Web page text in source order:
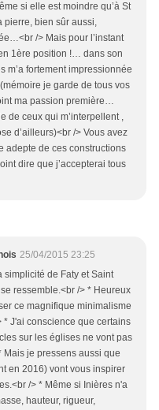
si elle est moindre qu’à St
pierre, bien sûr aussi,
/> Mais pour l’instant
1ère position !… dans son
m’a fortement impressionnée
je garde de tous vos
ma passion première…
de ceux qui m’interpellent ,
d’ailleurs)<br /> Vous avez
de ces constructions
dire que j’accepterai tous
25/04/2015 23:25
simplicité de Faty et Saint
ressemble.<br /> * Heureux
ce magnifique minimalisme
* J'ai conscience que certains
sur les églises ne vont pas
Mais je pressens aussi que
en 2016) vont vous inspirer
/> * Même si Inières n'a
hauteur, rigueur,